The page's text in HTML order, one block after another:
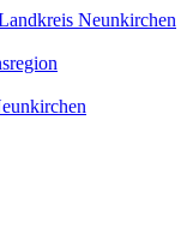
Neunkirchen